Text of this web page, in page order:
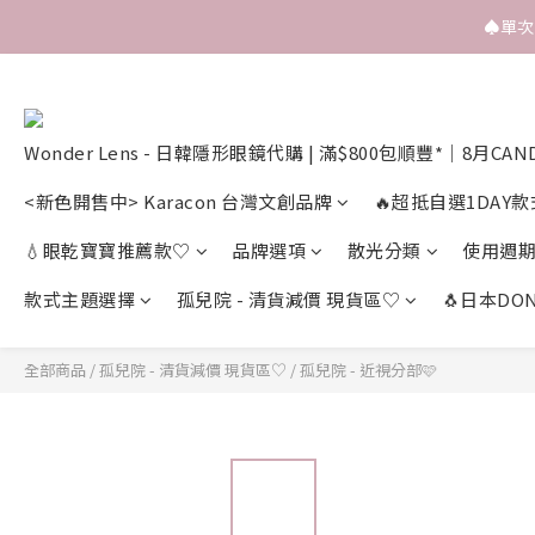
♠️單次
Wonder Lens - 日韓隱形眼鏡代購 | 滿$800包順豐*｜8月
<新色開售中> Karacon 台灣文創品牌
🔥超抵自選1DAY
💧眼乾寶寶推薦款♡
品牌選項 散光分類
使用週期
款式主題選擇
孤兒院 - 清貨減價 現貨區♡ 🐧日本
全部商品 /孤兒院 - 清貨減價 現貨區♡ /孤兒院 - 近視分部🩷